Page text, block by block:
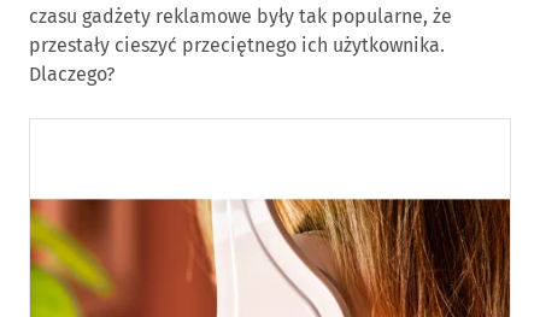
czasu gadżety reklamowe były tak popularne, że
przestały cieszyć przeciętnego ich użytkownika.
Dlaczego?